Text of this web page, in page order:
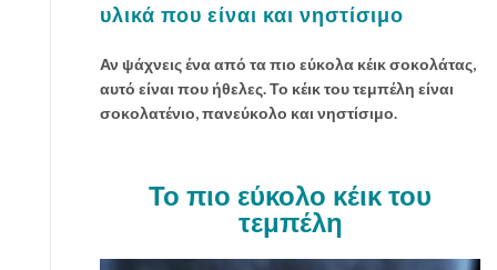
υλικά που είναι και νηστίσιμο
Αν ψάχνεις ένα από τα πιο εύκολα κέικ σοκολάτας,
αυτό είναι που ήθελες. Το κέικ του τεμπέλη είναι
σοκολατένιο, πανεύκολο και νηστίσιμο.
Το πιο εύκολο κέικ του
τεμπέλη